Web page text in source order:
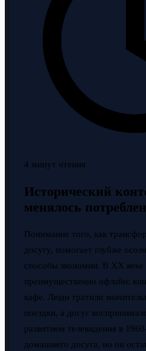
4 минут чтения
Исторический
менялось
Понимание того, как
досугу, помогает глубже
способы экономии. В XX веке
преимущественно офлайн:
кафе. Люди тратили
поездки, а досуг
развитием телевидения в
домашнего досуга, но он